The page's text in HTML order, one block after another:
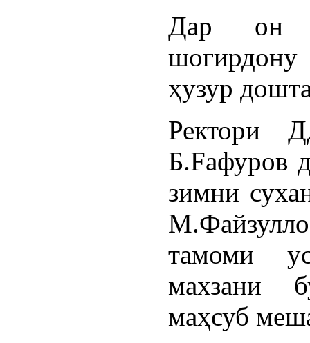
Дар он
ҳузур
Ректори
Б.Fафуров
зимни
тамоми
махзани
маҳсуб